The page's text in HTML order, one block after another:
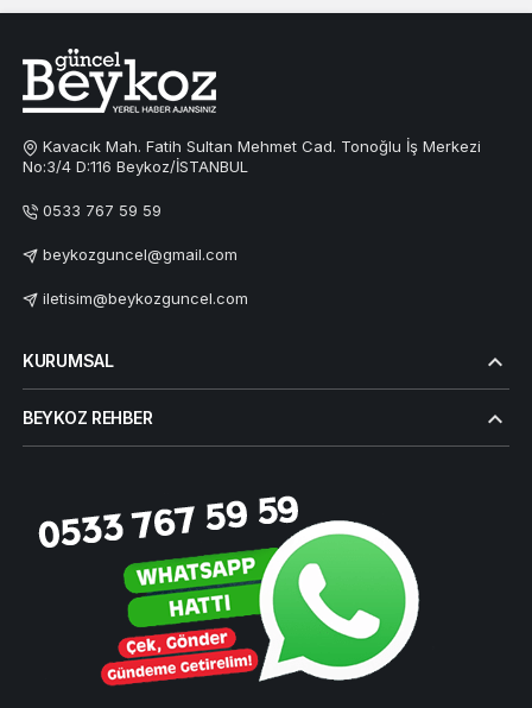
Kavacık Mah. Fatih Sultan Mehmet Cad. Tonoğlu İş Merkezi
No:3/4 D:116 Beykoz/İSTANBUL
0533 767 59 59
beykozguncel@gmail.com
iletisim@beykozguncel.com
KURUMSAL
BEYKOZ REHBER